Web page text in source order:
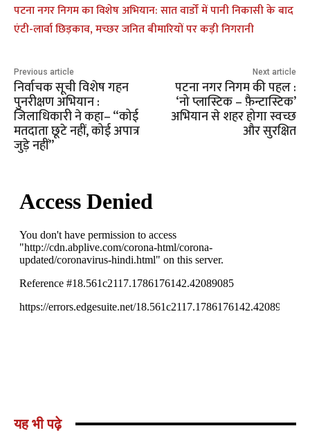
पटना नगर निगम का विशेष अभियान: सात वार्डों में पानी निकासी के बाद
एंटी-लार्वा छिड़काव, मच्छर जनित बीमारियों पर कड़ी निगरानी
Previous article
निर्वाचक सूची विशेष गहन
पुनरीक्षण अभियान :
जिलाधिकारी ने कहा– “कोई
मतदाता छूटे नहीं, कोई अपात्र
जुड़े नहीं”
Next article
पटना नगर निगम की पहल :
‘नो प्लास्टिक – फ़ैन्टास्टिक’
अभियान से शहर होगा स्वच्छ
और सुरक्षित
यह भी पढ़े